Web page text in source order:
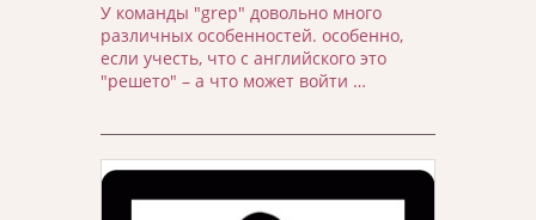
У команды "grep" довольно много
различных особенностей. особенно,
если учесть, что с английского это
"решето" – а что может войти …